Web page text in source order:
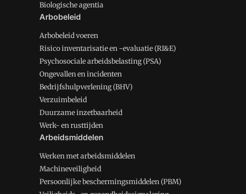
Biologische agentia
Arbobeleid
Arbobeleid voeren
Risico inventarisatie en -evaluatie (RI&E)
Psychosociale arbeidsbelasting (PSA)
Ongevallen en incidenten
Bedrijfshulpverlening (BHV)
Verzuimbeleid
Duurzame inzetbaarheid
Werk- en rusttijden
Arbeidsmiddelen
Werken met arbeidsmiddelen
Machineveiligheid
Persoonlijke beschermingsmiddelen (PBM)